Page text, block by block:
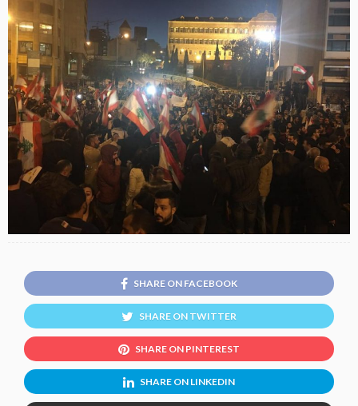
SHARE ON FACEBOOK
SHARE ON TWITTER
SHARE ON PINTEREST
SHARE ON LINKEDIN